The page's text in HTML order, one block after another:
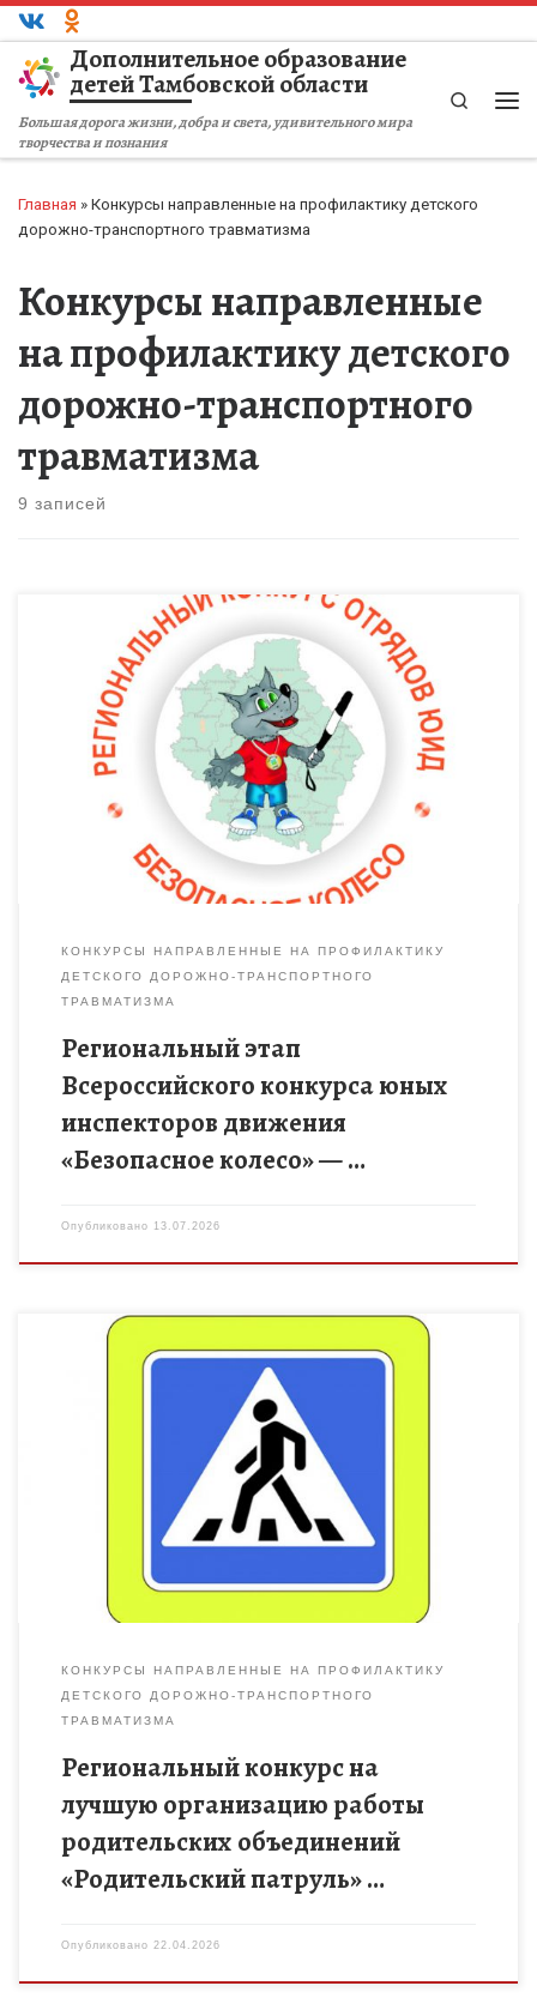
Перейти к содержимому
Дополнительное образование
детей Тамбовской области
Большая дорога жизни, добра и света, удивительного мира
творчества и познания
Search
Главная » Конкурсы направленные на профилактику детского
дорожно-транспортного травматизма
Конкурсы направленные
на профилактику детского
дорожно-транспортного
травматизма
9 записей
КОНКУРСЫ НАПРАВЛЕННЫЕ НА ПРОФИЛАКТИКУ
ДЕТСКОГО ДОРОЖНО-ТРАНСПОРТНОГО
ТРАВМАТИЗМА
Региональный этап
Всероссийского конкурса юных
инспекторов движения
«Безопасное колесо» — …
Опубликовано 13.07.2026
КОНКУРСЫ НАПРАВЛЕННЫЕ НА ПРОФИЛАКТИКУ
ДЕТСКОГО ДОРОЖНО-ТРАНСПОРТНОГО
ТРАВМАТИЗМА
Региональный конкурс на
лучшую организацию работы
родительских объединений
«Родительский патруль» …
Опубликовано 22.04.2026